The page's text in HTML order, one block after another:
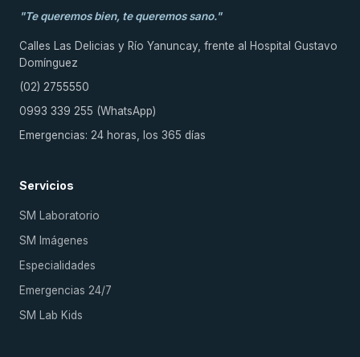
"Te queremos bien, te queremos sano."
Calles Las Delicias y Río Yanuncay, frente al Hospital Gustavo
Domínguez
(02) 2755550
0993 339 255 (WhatsApp)
Emergencias: 24 horas, los 365 días
Servicios
SM Laboratorio
SM Imágenes
Especialidades
Emergencias 24/7
SM Lab Kids